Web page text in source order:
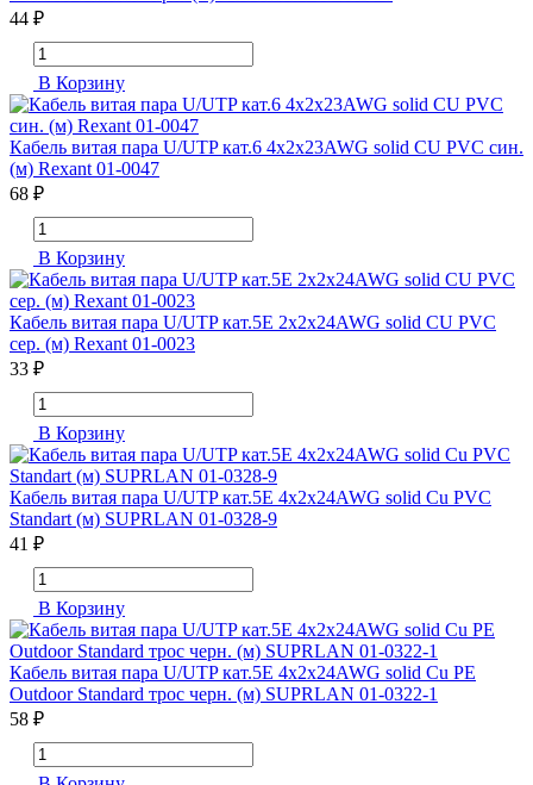
44 ₽
В Корзину
Кабель витая пара U/UTP кат.6 4х2х23AWG solid CU PVC син.
(м) Rexant 01-0047
68 ₽
В Корзину
Кабель витая пара U/UTP кат.5E 2х2х24AWG solid CU PVC
сер. (м) Rexant 01-0023
33 ₽
В Корзину
Кабель витая пара U/UTP кат.5E 4х2х24AWG solid Cu PVC
Standart (м) SUPRLAN 01-0328-9
41 ₽
В Корзину
Кабель витая пара U/UTP кат.5E 4х2х24AWG solid Cu PE
Outdoor Standard трос черн. (м) SUPRLAN 01-0322-1
58 ₽